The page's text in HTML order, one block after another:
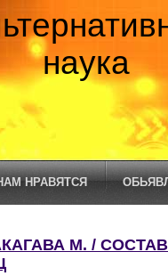
наука
НРАВЯТСЯ
М. /